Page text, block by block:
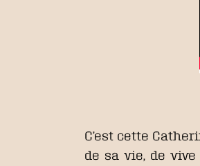
C’est cette
de sa vie, de